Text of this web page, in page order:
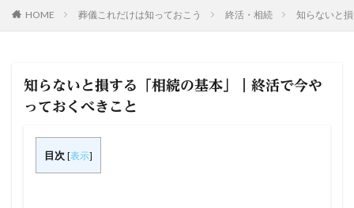
HOME 葬儀これだけは知っておこう 終活・相続 知らないと
知らないと損する「相続の基本」｜終活で今や
っておくべきこと
目次 [表示]